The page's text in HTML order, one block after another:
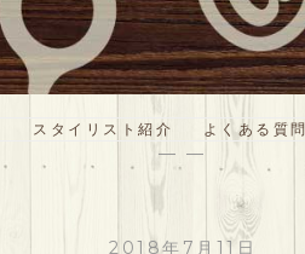
スタイリスト紹介 よくある質問
— —
2018年7月11日